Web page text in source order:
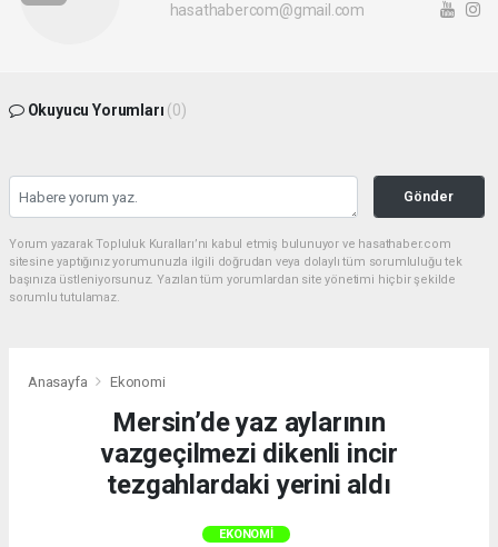
hasathabercom@gmail.com
Okuyucu Yorumları (0)
Gönder
Yorum yazarak Topluluk Kuralları’nı kabul etmiş bulunuyor ve hasathaber.com
sitesine yaptığınız yorumunuzla ilgili doğrudan veya dolaylı tüm sorumluluğu tek
başınıza üstleniyorsunuz. Yazılan tüm yorumlardan site yönetimi hiçbir şekilde
sorumlu tutulamaz.
Anasayfa Ekonomi
Mersin’de yaz aylarının
vazgeçilmezi dikenli incir
tezgahlardaki yerini aldı
EKONOMI